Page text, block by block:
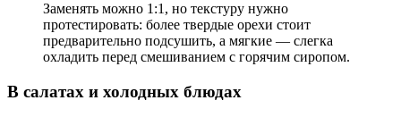
Заменять можно 1:1, но текстуру нужно
протестировать: более твердые орехи стоит
предварительно подсушить, а мягкие — слегка
охладить перед смешиванием с горячим сиропом.
В салатах и холодных блюдах